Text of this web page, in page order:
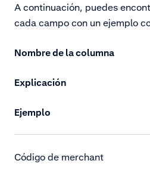
A continuación, puedes
cada campo con un ejemplo
Nombre de la columna
Explicación
Ejemplo
Código de merchant